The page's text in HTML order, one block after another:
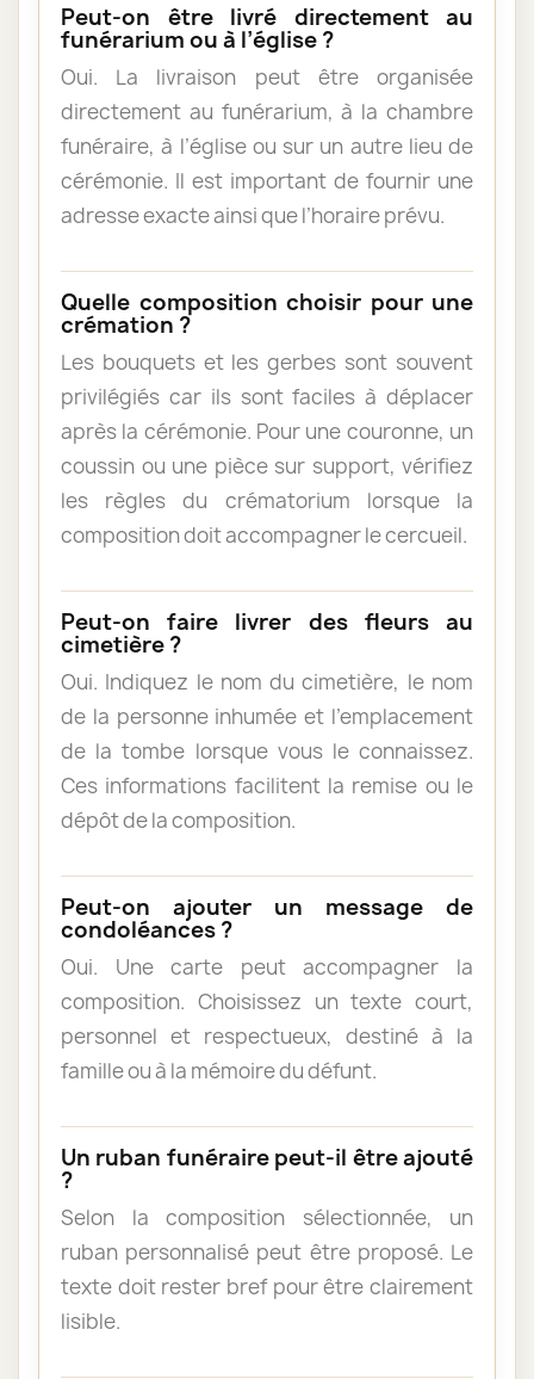
Peut-on être livré directement au
funérarium ou à l’église ?
Oui. La livraison peut être organisée
directement au funérarium, à la chambre
funéraire, à l’église ou sur un autre lieu de
cérémonie. Il est important de fournir une
adresse exacte ainsi que l’horaire prévu.
Quelle composition choisir pour une
crémation ?
Les bouquets et les gerbes sont souvent
privilégiés car ils sont faciles à déplacer
après la cérémonie. Pour une couronne, un
coussin ou une pièce sur support, vérifiez
les règles du crématorium lorsque la
composition doit accompagner le cercueil.
Peut-on faire livrer des fleurs au
cimetière ?
Oui. Indiquez le nom du cimetière, le nom
de la personne inhumée et l’emplacement
de la tombe lorsque vous le connaissez.
Ces informations facilitent la remise ou le
dépôt de la composition.
Peut-on ajouter un message de
condoléances ?
Oui. Une carte peut accompagner la
composition. Choisissez un texte court,
personnel et respectueux, destiné à la
famille ou à la mémoire du défunt.
Un ruban funéraire peut-il être ajouté
?
Selon la composition sélectionnée, un
ruban personnalisé peut être proposé. Le
texte doit rester bref pour être clairement
lisible.